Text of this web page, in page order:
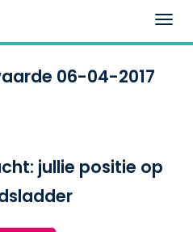
06-04-2017
jullie positie op